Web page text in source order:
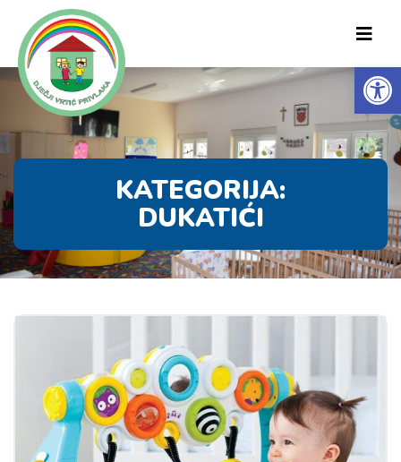
KATEGORIJA:
DUKATIĆI